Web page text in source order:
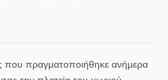
που πραγματοποιήθηκε ανήμερα